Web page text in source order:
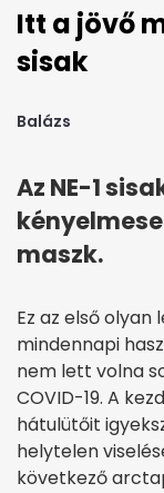
Itt a jövő
sisak
Balázs
Az NE-1
maszk.
Ez az első olyan
mindennapi
nem lett volna
COVID-19. A
hátulütőit
helytelen
következő